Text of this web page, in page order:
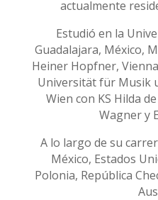
actualmente
Estudió en la
Guadalajara, México,
Heiner Hopfner,
Universität für Musik
Wien con KS Hilda
Wagner y
A lo largo de su
México, Estados
Polonia, República